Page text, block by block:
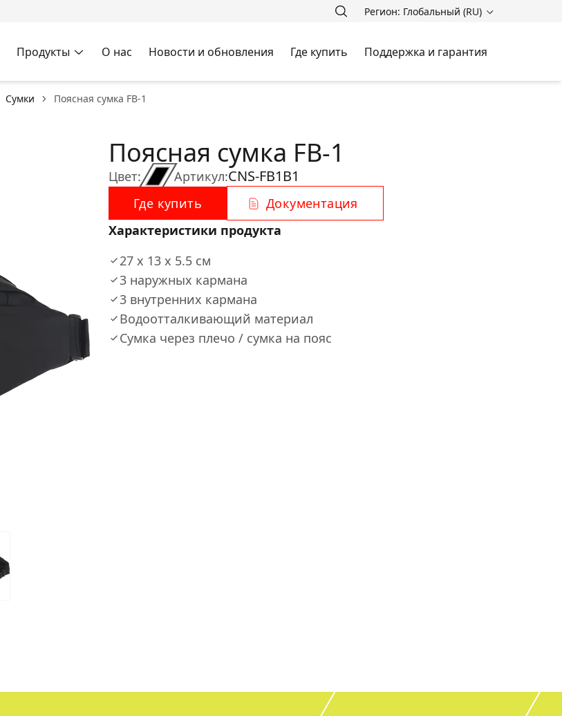
Регион: Глобальный (RU)
Продукты О нас Новости и обновления Где купить Поддержка и гарантия
Сумки Поясная сумка FB-1
Цвет:
Поясная сумка FB-1
Артикул:CNS-FB1B1
Где купить
Документация
Характеристики продукта
27 x 13 x 5.5 см
3 наружных кармана
3 внутренних кармана
Водоотталкивающий материал
Сумка через плечо / сумка на пояс